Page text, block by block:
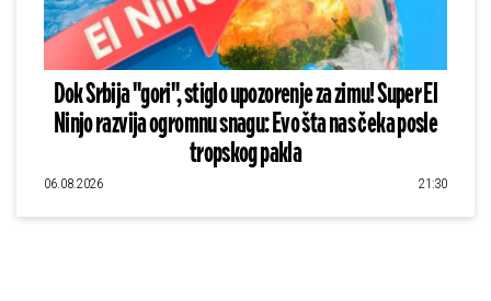
Dok Srbija "gori", stiglo upozorenje za zimu! Super El
Ninjo razvija ogromnu snagu: Evo šta nas čeka posle
tropskog pakla
06.08.2026 21:30